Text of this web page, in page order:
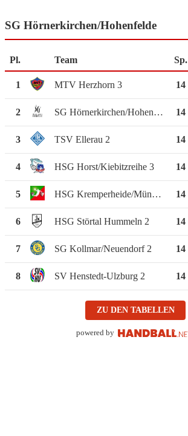
SG Hörnerkirchen/Hohenfelde
Pl. Team Sp.
1 MTV Herzhorn 3 14
2 SG Hörnerkirchen/Hohenfelde 14
3 TSV Ellerau 2 14
4 HSG Horst/Kiebitzreihe 3 14
5 HSG Kremperheide/Münsterdorf 3 14
6 HSG Störtal Hummeln 2 14
7 SG Kollmar/Neuendorf 2 14
8 SV Henstedt-Ulzburg 2 14
ZU DEN TABELLEN
powered by